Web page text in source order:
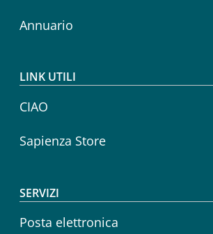
Annuario
LINK UTILI
CIAO
Sapienza Store
SERVIZI
Posta elettronica